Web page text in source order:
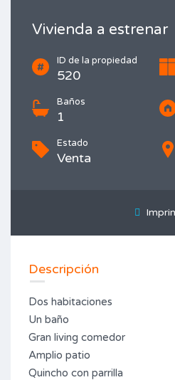
Vivienda a estrenar
ID de la propiedad
520
Baños
1
Estado
Venta
Descripción
Dos habitaciones
Un baño
Gran living comedor
Amplio patio
Quincho con parrilla